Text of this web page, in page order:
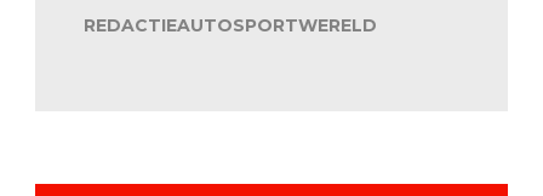
REDACTIEAUTOSPORTWERELD